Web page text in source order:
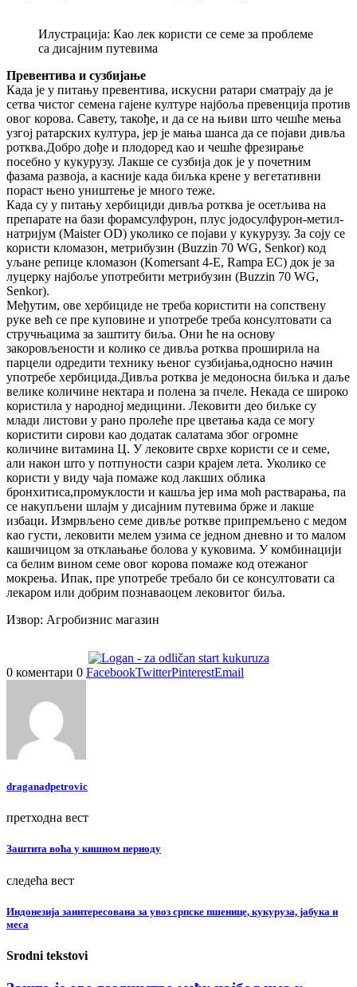
Илустрација: Као лек користи се семе за проблеме
са дисајним путевима
Превентива и сузбијање
Када је у питању превентива, искусни ратари сматрају да је
сетва чистог семена гајене културе најбоља превенција против
овог корова. Савету, такође, и да се на њиви што чешће мења
узгој ратарских култура, јер је мања шанса да се појави дивља
ротква.Добро дође и плодоред као и чешће фрезирање
посебно у кукурузу. Лакше се сузбија док је у почетним
фазама развоја, а касније када биљка крене у вегетативни
пораст њено уништење је много теже.
Када су у питању хербициди дивља ротква је осетљива на
препарате на бази форамсулфурон, плус јодосулфурон-метил-
натријум (Maister OD) уколико се појави у кукурузу. За соју се
користи кломазон, метрибузин (Buzzin 70 WG, Senkor) код
уљане репице кломазон (Komersant 4-E, Rampa EC) док је за
луцерку најбоље употребити метрибузин (Buzzin 70 WG,
Senkor).
Међутим, ове хербициде не треба користити на сопствену
руке већ се пре куповине и употребе треба консултовати са
стручњацима за заштиту биља. Они ће на основу
закоровљености и колико се дивља ротква проширила на
парцели одредити технику њеног сузбијања,односно начин
употребе хербицида.Дивља ротква је медоносна биљка и даље
велике количине нектара и полена за пчеле. Некада се широко
користила у народној медицини. Лековити део биљке су
млади листови у рано пролеће пре цветања када се могу
користити сирови као додатак салатама због огромне
количине витамина Ц. У лековите сврхе користи се и семе,
али након што у потпуности сазри крајем лета. Уколико се
користи у виду чаја помаже код лакших облика
бронхитиса,промуклости и кашља јер има моћ растварања, па
се накупљени шлајм у дисајним путевима брже и лакше
избаци. Измрвљено семе дивље роткве припремљено с медом
као густи, лековити мелем узима се једном дневно и то малом
кашичицом за отклањање болова у куковима. У комбинацији
са белим вином семе овог корова помаже код отежаног
мокрења. Ипак, пре употребе требало би се консултовати са
лекаром или добрим познаваоцем лековитог биља.
Извор: Агробизнис магазин
0 коментари 0 FacebookTwitterPinterestEmail
draganadpetrovic
претходна вест
Заштита воћа у кишном периоду
следећа вест
Индонезијa заинтересована за увоз српске пшенице, кукуруза, јабука и
меса
Srodni tekstovi